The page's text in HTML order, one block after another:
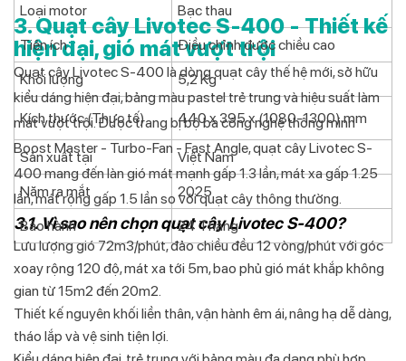
Loại motor
Bạc thau
Tiện ích
Điều chỉnh được chiều cao
Khối lượng
5,2 Kg
Kích thước (Thực tế) 440 x 395 x (1080-1300) mm
Sản xuất tại
Việt Nam
Năm ra mắt
2025
Bảo hành
24 Tháng
3. Quạt cây Livotec S-400 - Thiết kế
hiện đại, gió mát vượt trội
Quạt cây Livotec S-400 là dòng quạt cây thế hệ mới, sở hữu
kiểu dáng hiện đại, bảng màu pastel trẻ trung và hiệu suất làm
mát vượt trội. Được trang bị bộ ba công nghệ thông minh
Boost Master - Turbo-Fan - Fast Angle, quạt cây Livotec S-
400 mang đến làn gió mát mạnh gấp 1.3 lần, mát xa gấp 1.25
lần, mát rộng gấp 1.5 lần so với quạt cây thông thường.
3.1. Vì sao nên chọn quạt cây Livotec S-400?
Lưu lượng gió 72m3/phút, đảo chiều đều 12 vòng/phút với góc
xoay rộng 120 độ, mát xa tới 5m, bao phủ gió mát khắp không
gian từ 15m2 đến 20m2.
Thiết kế nguyên khối liền thân, vận hành êm ái, nâng hạ dễ dàng,
tháo lắp và vệ sinh tiện lợi.